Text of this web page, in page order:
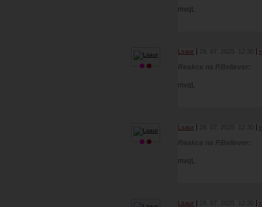
mvqL
Lsaur 28. 07. 2025 12:30
mvqL
Lsaur 28. 07. 2025 12:30
mvqL
Lsaur 28. 07. 2025 12:30